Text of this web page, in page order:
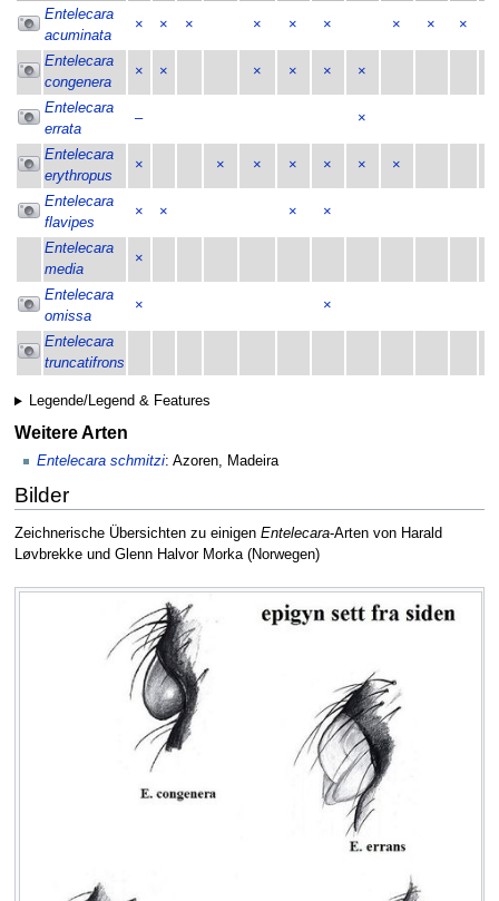
Entelecara
acuminata
× × × × × × × × ×
Entelecara
congenera
× × × × × ×
Entelecara
errata
– ×
Entelecara
erythropus
× × × × × × ×
Entelecara
flavipes
× × × ×
Entelecara
media
×
Entelecara
omissa
× ×
Entelecara
truncatifrons
Legende/Legend & Features
Weitere Arten
Entelecara schmitzi: Azoren, Madeira
Bilder
Zeichnerische Übersichten zu einigen Entelecara-Arten von Harald
Løvbrekke und Glenn Halvor Morka (Norwegen)